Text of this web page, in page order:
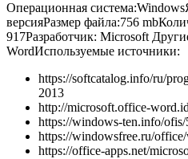
Операционная система:Windows
версияРазмер файла:756 mb
917Разработчик: Microsoft
WordИспользуемые источники:
https://softcatalog.info/ru/
2013
http://microsoft.office-
https://windows-ten.info/
https://windowsfree.ru/
https://office-apps.net/